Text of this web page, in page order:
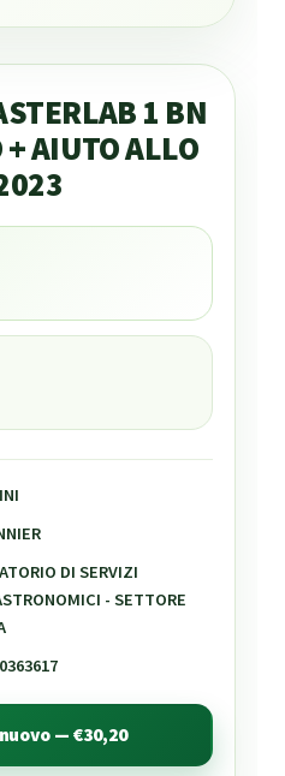
1 BN
AIUTO ALLO
DI SERVIZI
- SETTORE
— €30,20